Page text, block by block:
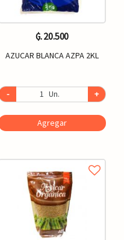
₲. 20.500
AZUCAR BLANCA AZPA 2KL
- Un. +
Agregar